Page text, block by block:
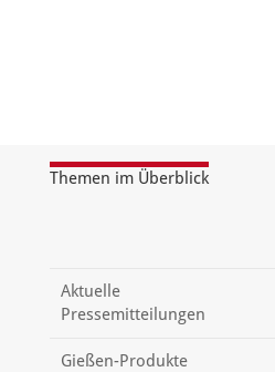
Themen im Überblick
Aktuelle
Pressemitteilungen
Gießen-Produkte